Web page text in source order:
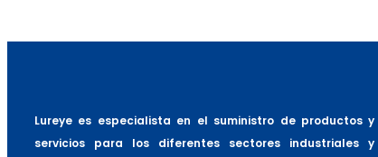
Lureye es especialista en el suministro de productos y
servicios para los diferentes sectores industriales y